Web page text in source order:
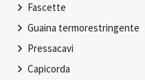
Fascette
Guaina termorestringente
Pressacavi
Capicorda